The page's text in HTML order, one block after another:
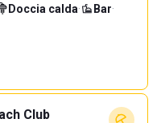
Doccia calda· Bar·
Club